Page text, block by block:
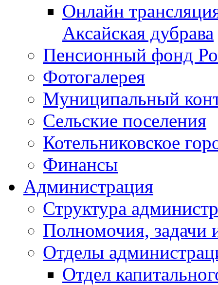
Онлайн
Аксайская дубрава
Пенсионный фонд
Фотогалерея
Муниципальный
Сельские поселения
Котельниковское
Финансы
Администрация
Структура
Полномочия, задачи
Отделы
Отдел